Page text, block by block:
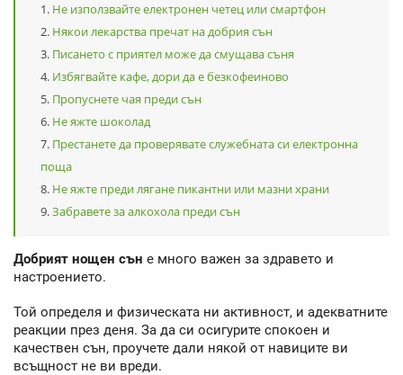
Не използвайте електронен четец или смартфон
Някои лекарства пречат на добрия сън
Писането с приятел може да смущава съня
Избягвайте кафе, дори да е безкофеиново
Пропуснете чая преди сън
Не яжте шоколад
Престанете да проверявате служебната си електронна
поща
Не яжте преди лягане пикантни или мазни храни
Забравете за алкохола преди сън
Добрият нощен сън е много важен за здравето и
настроението.
Той определя и физическата ни активност, и адекватните
реакции през деня. За да си осигурите спокоен и
качествен сън, проучете дали някой от навиците ви
всъщност не ви вреди.